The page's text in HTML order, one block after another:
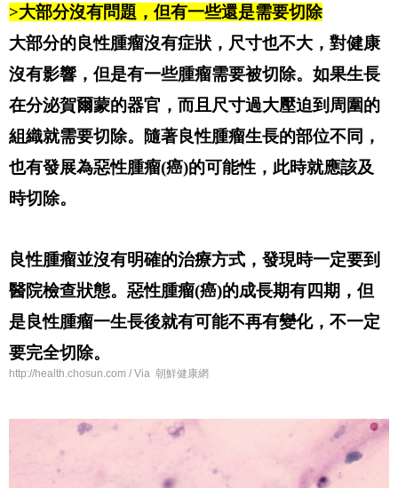
>大部分沒有問題，但有一些還是需要切除
大部分的良性腫瘤沒有症狀，尺寸也不大，對健康
沒有影響，但是有一些腫瘤需要被切除。如果生長
在分泌賀爾蒙的器官，而且尺寸過大壓迫到周圍的
組織就需要切除。隨著良性腫瘤生長的部位不同，
也有發展為惡性腫瘤(癌)的可能性，此時就應該及
時切除。
良性腫瘤並沒有明確的治療方式，發現時一定要到
醫院檢查狀態。惡性腫瘤(癌)的成長期有四期，但
是良性腫瘤一生長後就有可能不再有變化，不一定
要完全切除。
http://health.chosun.com / Via 朝鮮健康網